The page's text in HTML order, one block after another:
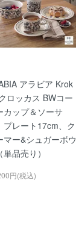
アラビア Krok
ロッカス BWコー
カップ＆ソーサ
プレート17cm、ク
マー&シュガーボウ
単品売り）
円(税込)